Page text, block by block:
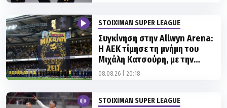
STOIXIMAN SUPER LEAGUE
Συγκίνηση στην Allwyn Arena:
Η ΑΕΚ τίμησε τη μνήμη του
Μιχάλη Κατσούρη, με την
οικογένειά του παρούσα
08.08.26 | 20:18
STOIXIMAN SUPER LEAGUE